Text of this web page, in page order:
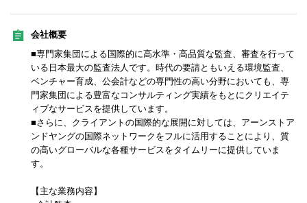
会社概要
■専門家集団による国際的に高水準・高品質な監査、審査を行って
いる日本最大の監査法人です。時代の要請ともいえる環境監査、
ベンチャー育成、公会計などの専門性の高い分野においても、専
門家集団による豊富なコンサルティング実績をもとにクリエイテ
ィブなサービスを提供しています。
■さらに、クライアントの国際的な展開に対しては、アーンストア
ンドヤングの国際ネットワークをフルに活用することにより、質
の高いグローバルな各種サービスをタイムリーに提供していま
す。
【主な業務内容】